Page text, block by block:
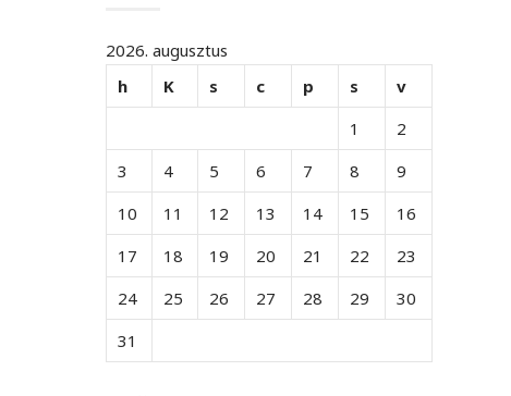
2026. augusztus
h
K s c p s
v
1
2
3
4 5 6 7 8
9
10
11 12 13 14 15
16
17
18 19 20 21 22
23
24
25 26 27 28 29
30
31